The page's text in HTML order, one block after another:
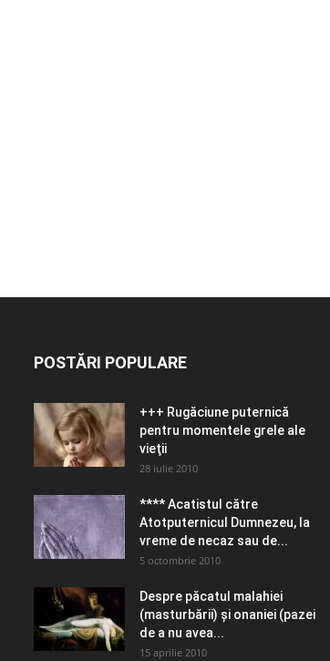
POSTĂRI POPULARE
+++ Rugăciune puternică
pentru momentele grele ale
vieţii
28 iulie 2010
**** Acatistul către
Atotputernicul Dumnezeu, la
vreme de necaz sau de...
5 octombrie 2010
Despre păcatul malahiei
(masturbării) şi onaniei (pazei
de a nu avea...
15 aprilie 2010